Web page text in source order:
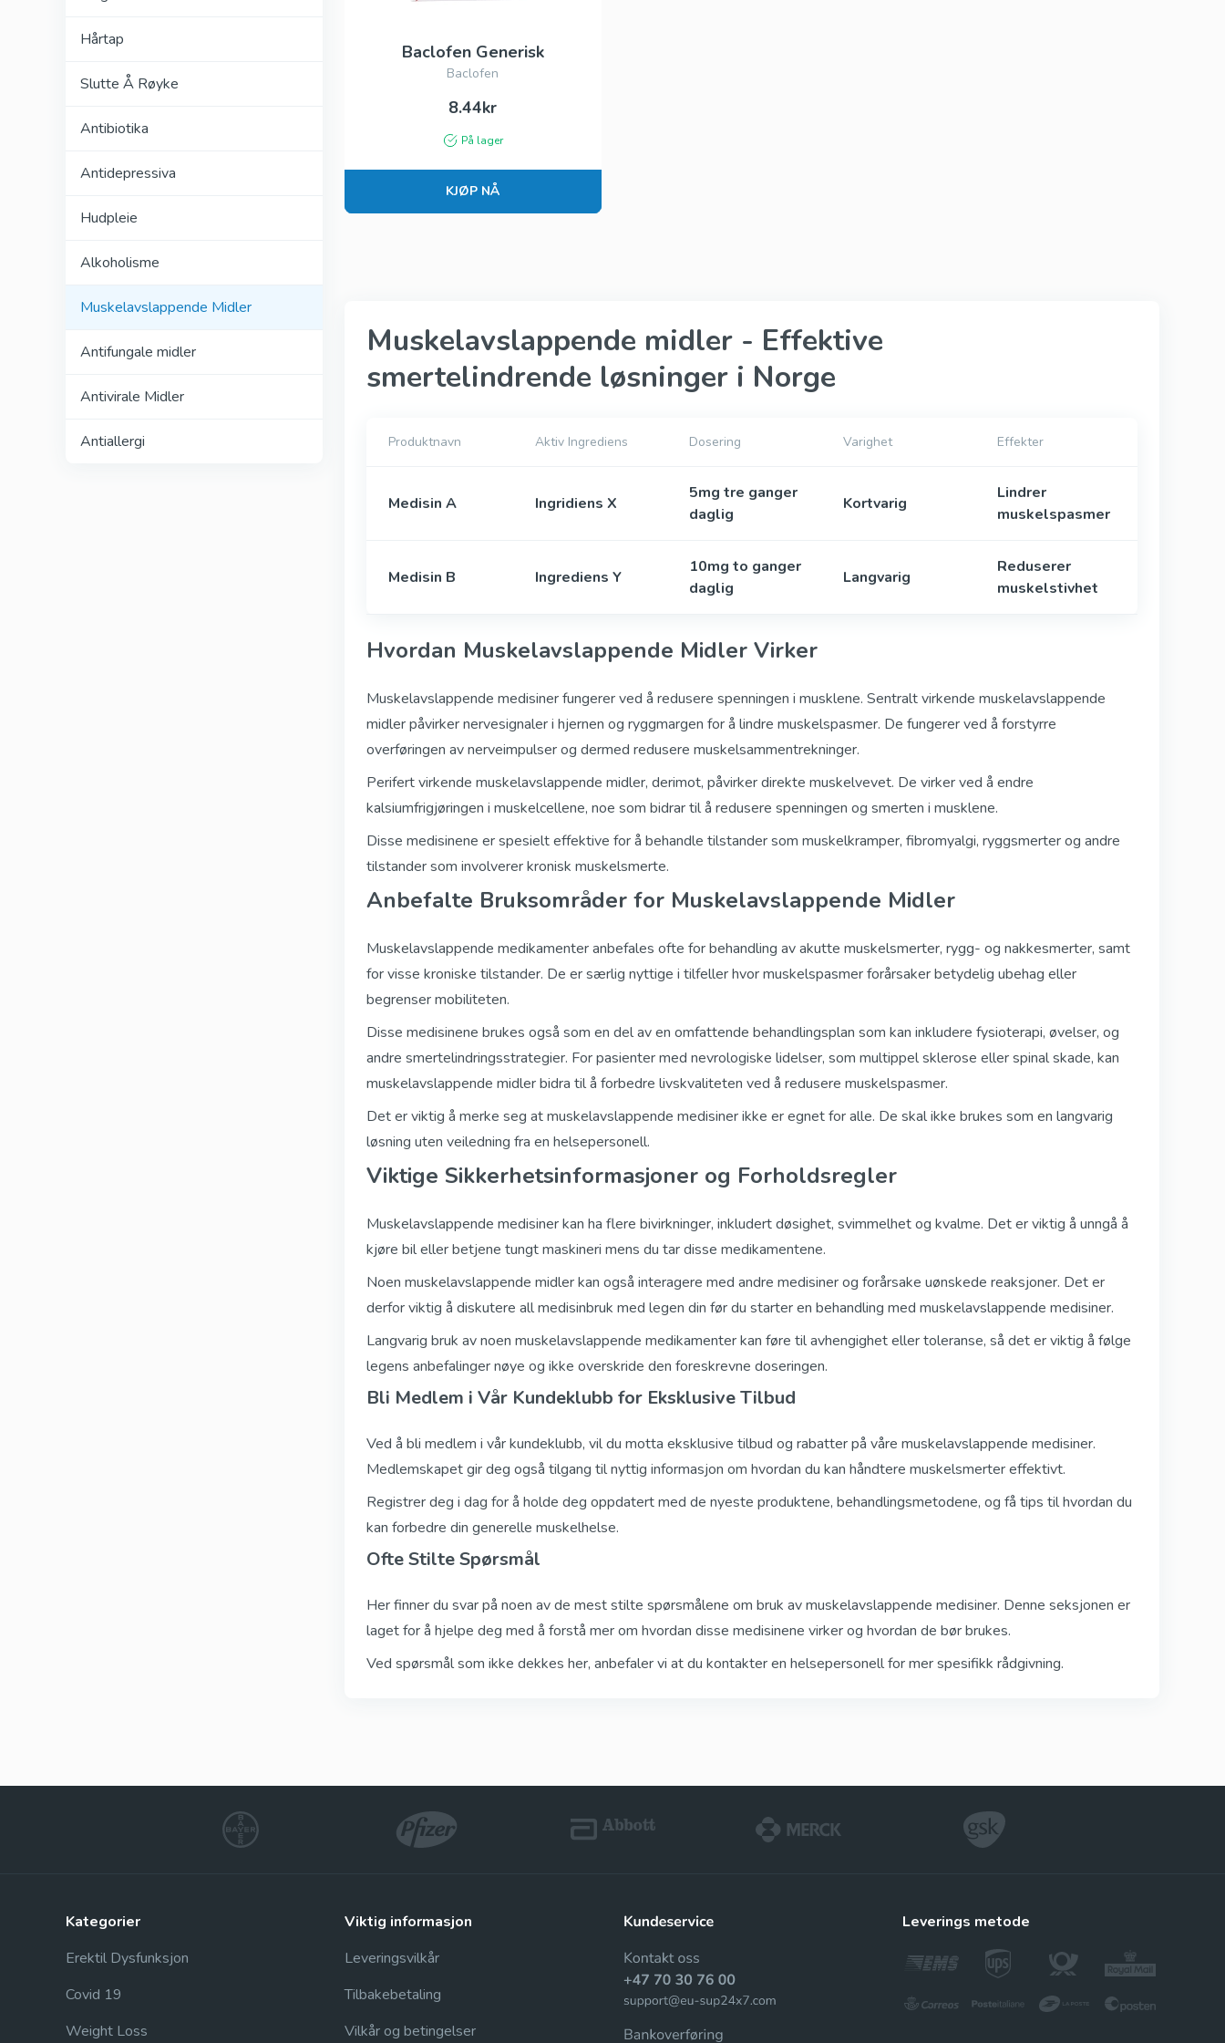
Viagra Super Active
Hårtap
Slutte Å Røyke
Antibiotika
Antidepressiva
Hudpleie
Alkoholisme
Muskelavslappende Midler
Antifungale midler
Antivirale Midler
Antiallergi
Baclofen Generisk
Baclofen
8.44kr
På lager
KJØP NÅ
Muskelavslappende midler - Effektive
smertelindrende løsninger i Norge
Produktnavn Aktiv Ingrediens Dosering Varighet Effekter
Medisin A Ingridiens X
5mg tre ganger
daglig
Kortvarig
Lindrer
muskelspasmer
Medisin B Ingrediens Y
10mg to ganger
daglig
Langvarig
Reduserer
muskelstivhet
Hvordan Muskelavslappende Midler Virker
Muskelavslappende medisiner fungerer ved å redusere spenningen i musklene. Sentralt virkende muskelavslappende
midler påvirker nervesignaler i hjernen og ryggmargen for å lindre muskelspasmer. De fungerer ved å forstyrre
overføringen av nerveimpulser og dermed redusere muskelsammentrekninger.
Perifert virkende muskelavslappende midler, derimot, påvirker direkte muskelvevet. De virker ved å endre
kalsiumfrigjøringen i muskelcellene, noe som bidrar til å redusere spenningen og smerten i musklene.
Disse medisinene er spesielt effektive for å behandle tilstander som muskelkramper, fibromyalgi, ryggsmerter og andre
tilstander som involverer kronisk muskelsmerte.
Anbefalte Bruksområder for Muskelavslappende Midler
Muskelavslappende medikamenter anbefales ofte for behandling av akutte muskelsmerter, rygg- og nakkesmerter, samt
for visse kroniske tilstander. De er særlig nyttige i tilfeller hvor muskelspasmer forårsaker betydelig ubehag eller
begrenser mobiliteten.
Disse medisinene brukes også som en del av en omfattende behandlingsplan som kan inkludere fysioterapi, øvelser, og
andre smertelindringsstrategier. For pasienter med nevrologiske lidelser, som multippel sklerose eller spinal skade, kan
muskelavslappende midler bidra til å forbedre livskvaliteten ved å redusere muskelspasmer.
Det er viktig å merke seg at muskelavslappende medisiner ikke er egnet for alle. De skal ikke brukes som en langvarig
løsning uten veiledning fra en helsepersonell.
Viktige Sikkerhetsinformasjoner og Forholdsregler
Muskelavslappende medisiner kan ha flere bivirkninger, inkludert døsighet, svimmelhet og kvalme. Det er viktig å unngå å
kjøre bil eller betjene tungt maskineri mens du tar disse medikamentene.
Noen muskelavslappende midler kan også interagere med andre medisiner og forårsake uønskede reaksjoner. Det er
derfor viktig å diskutere all medisinbruk med legen din før du starter en behandling med muskelavslappende medisiner.
Langvarig bruk av noen muskelavslappende medikamenter kan føre til avhengighet eller toleranse, så det er viktig å følge
legens anbefalinger nøye og ikke overskride den foreskrevne doseringen.
Bli Medlem i Vår Kundeklubb for Eksklusive Tilbud
Ved å bli medlem i vår kundeklubb, vil du motta eksklusive tilbud og rabatter på våre muskelavslappende medisiner.
Medlemskapet gir deg også tilgang til nyttig informasjon om hvordan du kan håndtere muskelsmerter effektivt.
Registrer deg i dag for å holde deg oppdatert med de nyeste produktene, behandlingsmetodene, og få tips til hvordan du
kan forbedre din generelle muskelhelse.
Ofte Stilte Spørsmål
Her finner du svar på noen av de mest stilte spørsmålene om bruk av muskelavslappende medisiner. Denne seksjonen er
laget for å hjelpe deg med å forstå mer om hvordan disse medisinene virker og hvordan de bør brukes.
Ved spørsmål som ikke dekkes her, anbefaler vi at du kontakter en helsepersonell for mer spesifikk rådgivning.
kategorier
Erektil Dysfunksjon
Covid 19
Weight Loss
viktig informasjon
Leveringsvilkår
Tilbakebetaling
Vilkår og betingelser
leverings metode